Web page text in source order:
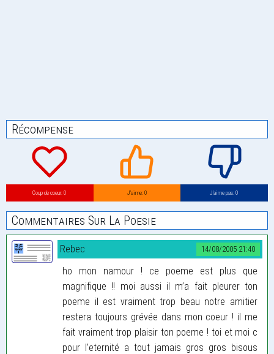
Récompense
Coup de coeur: 0 J’aime: 0 J’aime pas: 0
Commentaires Sur La Poesie
14/08/2005 21:40
Rebec
ho mon namour ! ce poeme est plus que
magnifique !! moi aussi il m’a fait pleurer ton
poeme il est vraiment trop beau notre amitier
restera toujours grévée dans mon coeur ! il me
fait vraiment trop plaisir ton poeme ! toi et moi c
pour l’eternité a tout jamais gros gros bisous